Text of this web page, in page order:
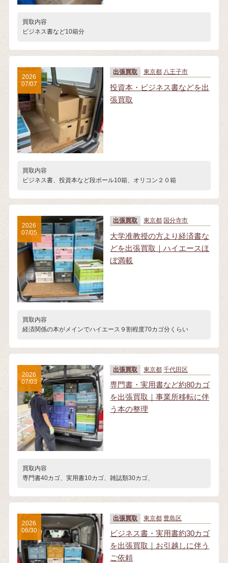
買取内容
ビジネス書など10箱分
出張買取 東京都 八王子市
投資本・ビジネス書などを出
張買取
買取内容
ビジネス書、投資本など段ボール10箱、オリコン２０箱
2026
07/07
出張買取 東京都 国分寺市
大学准教授の方より経済書な
どを出張買取｜ハイエースほ
ぼ満載
買取内容
経済関係の本がメインでハイエース９割程度70カゴ分くらい
2026
07/05
出張買取 東京都 千代田区
専門書・実用書など約80カゴ
を出張買取｜事業所移転に伴
う本の整理
買取内容
専門書40カゴ、実用書10カゴ、雑誌類30カゴ、
2026
07/03
出張買取 東京都 豊島区
ビジネス書・実用書約30カゴ
を出張買取｜お引越しに伴う
ご依頼
2026
06/30